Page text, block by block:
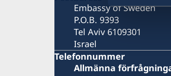
Embassy of Sweden
P.O.B. 9393
Tel Aviv 6109301
Israel
Telefonnummer
Allmänna